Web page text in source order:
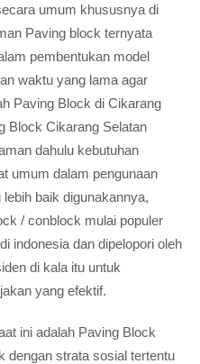
umum khususnya di
Paving block ternyata
pembentukan model
waktu yang lama agar
Paving Block di Cikarang
Block Cikarang Selatan
dahulu kebutuhan
umum dalam pengunaan
baik digunakannya,
/ conblock mulai populer
indonesia dan dipelopori oleh
di kala itu untuk
yang efektif.
ini adalah Paving Block
dengan strata sosial tertentu